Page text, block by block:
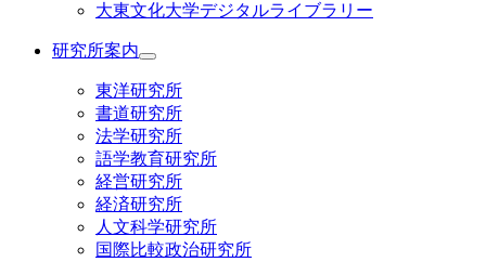
大東文化大学デジタルライブラリー
研究所案内
東洋研究所
書道研究所
法学研究所
語学教育研究所
経営研究所
経済研究所
人文科学研究所
国際比較政治研究所